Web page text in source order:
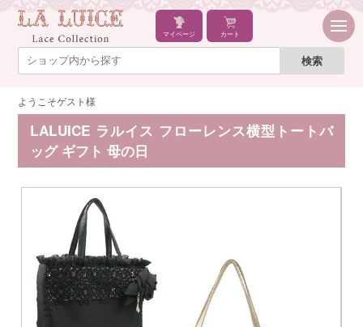
マイページ カート
ようこそゲスト様
LALUICE ラルイス フローレンス横型トートバ
ッグ ギフト 母の日